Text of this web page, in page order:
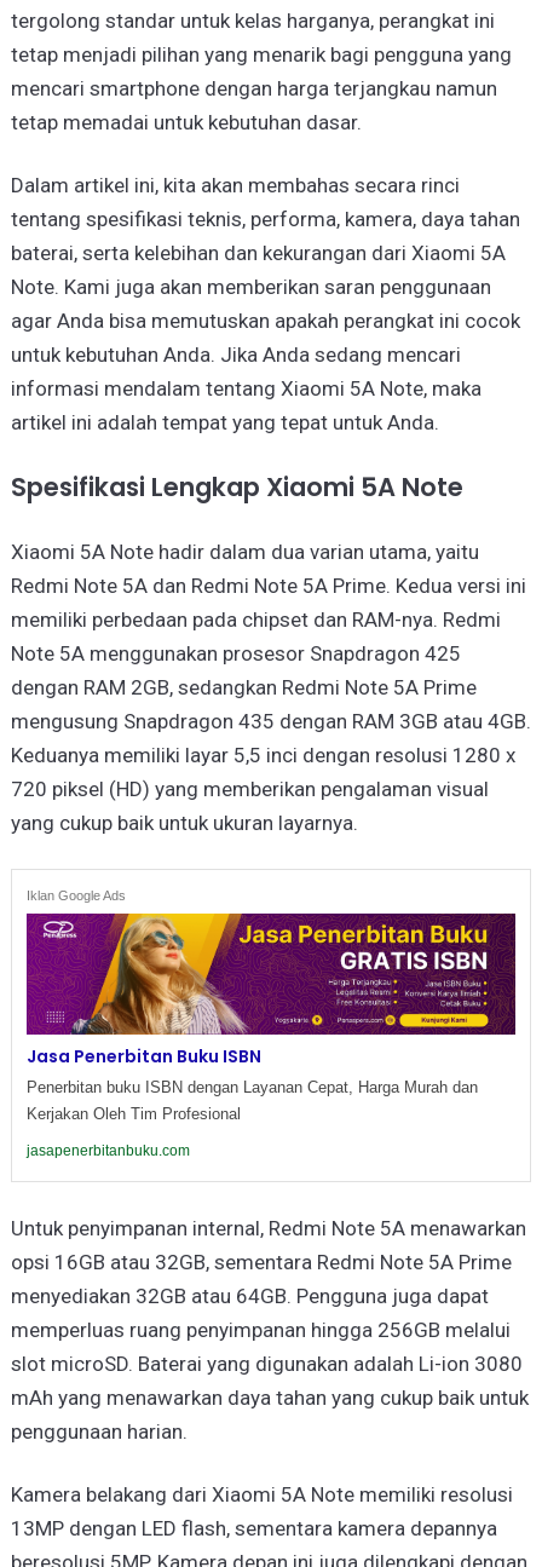
tergolong standar untuk kelas harganya, perangkat ini
tetap menjadi pilihan yang menarik bagi pengguna yang
mencari smartphone dengan harga terjangkau namun
tetap memadai untuk kebutuhan dasar.
Dalam artikel ini, kita akan membahas secara rinci
tentang spesifikasi teknis, performa, kamera, daya tahan
baterai, serta kelebihan dan kekurangan dari Xiaomi 5A
Note. Kami juga akan memberikan saran penggunaan
agar Anda bisa memutuskan apakah perangkat ini cocok
untuk kebutuhan Anda. Jika Anda sedang mencari
informasi mendalam tentang Xiaomi 5A Note, maka
artikel ini adalah tempat yang tepat untuk Anda.
Spesifikasi Lengkap Xiaomi 5A Note
Xiaomi 5A Note hadir dalam dua varian utama, yaitu
Redmi Note 5A dan Redmi Note 5A Prime. Kedua versi ini
memiliki perbedaan pada chipset dan RAM-nya. Redmi
Note 5A menggunakan prosesor Snapdragon 425
dengan RAM 2GB, sedangkan Redmi Note 5A Prime
mengusung Snapdragon 435 dengan RAM 3GB atau 4GB.
Keduanya memiliki layar 5,5 inci dengan resolusi 1280 x
720 piksel (HD) yang memberikan pengalaman visual
yang cukup baik untuk ukuran layarnya.
Iklan Google Ads
Jasa Penerbitan Buku ISBN
Penerbitan buku ISBN dengan Layanan Cepat, Harga Murah dan
Kerjakan Oleh Tim Profesional
jasapenerbitanbuku.com
Untuk penyimpanan internal, Redmi Note 5A menawarkan
opsi 16GB atau 32GB, sementara Redmi Note 5A Prime
menyediakan 32GB atau 64GB. Pengguna juga dapat
memperluas ruang penyimpanan hingga 256GB melalui
slot microSD. Baterai yang digunakan adalah Li-ion 3080
mAh yang menawarkan daya tahan yang cukup baik untuk
penggunaan harian.
Kamera belakang dari Xiaomi 5A Note memiliki resolusi
13MP dengan LED flash, sementara kamera depannya